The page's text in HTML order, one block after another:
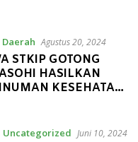
Daerah Agustus 20, 2024
STKIP GOTONG
HASILKAN
KESEHATAN
Uncategorized Juni 10, 2024